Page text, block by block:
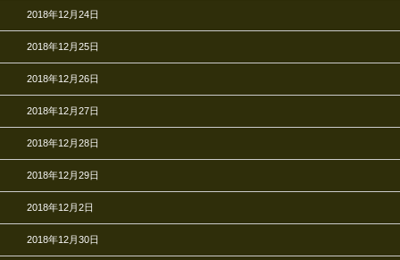
2018年12月24日
2018年12月25日
2018年12月26日
2018年12月27日
2018年12月28日
2018年12月29日
2018年12月2日
2018年12月30日